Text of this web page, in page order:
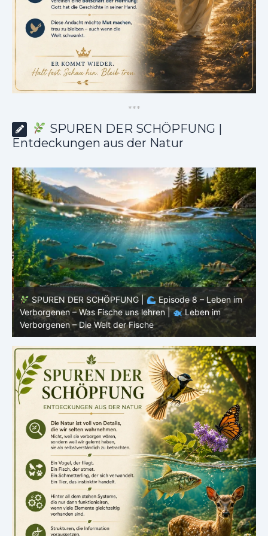
***
SPUREN DER SCHÖPFUNG |
Entdeckungen aus der Natur
SPUREN DER SCHÖPFUNG |
Episode 8 – Leben im
Verborgenen – Was Fische uns lehren |
Leben im
Verborgenen – Die Welt der Fische